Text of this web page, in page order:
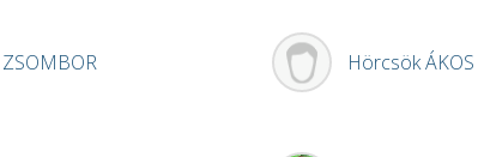
ZSOMBOR HörcsökÁKOS